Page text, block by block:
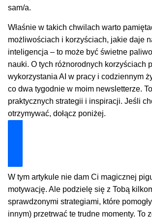
sam/a.
Właśnie w takich chwilach warto
możliwościach i korzyściach, jakie daje
inteligencja – to może być świetne
nauki. O tych różnorodnych korzyściach
wykorzystania AI w pracy i codziennym
co dwa tygodnie w moim newsletterze.
praktycznych strategii i inspiracji. Jeśli
otrzymywać, dołącz poniżej.
W tym artykule nie dam Ci magicznej
motywację. Ale podzielę się z Tobą
sprawdzonymi strategiami, które
innym) przetrwać te trudne momenty. To